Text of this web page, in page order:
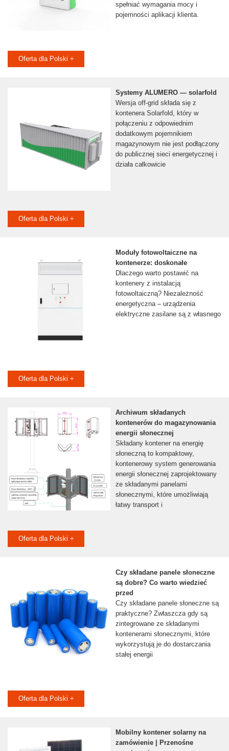
spełniać wymagania mocy i
pojemności aplikacji klienta.
Oferta dla Polski +
Systemy ALUMERO — solarfold
Wersja off-grid składa się z
kontenera Solarfold, który w
połączeniu z odpowiednim
dodatkowym pojemnikiem
magazynowym nie jest podłączony
do publicznej sieci energetycznej i
działa całkowicie
Oferta dla Polski +
Moduły fotowoltaiczne na
kontenerze: doskonałe
Dlaczego warto postawić na
kontenery z instalacją
fotowoltaiczną? Niezależność
energetyczna – urządzenia
elektryczne zasilane są z własnego
Oferta dla Polski +
Archiwum składanych
kontenerów do magazynowania
energii słonecznej
Składany kontener na energię
słoneczną to kompaktowy,
kontenerowy system generowania
energii słonecznej zaprojektowany
ze składanymi panelami
słonecznymi, które umożliwiają
łatwy transport i
Oferta dla Polski +
Czy składane panele słoneczne
są dobre? Co warto wiedzieć
przed
Czy składane panele słoneczne są
praktyczne? Zwłaszcza gdy są
zintegrowane ze składanymi
kontenerami słonecznymi, które
wykorzystują je do dostarczania
stałej energii
Oferta dla Polski +
Mobilny kontener solarny na
zamówienie | Przenośne